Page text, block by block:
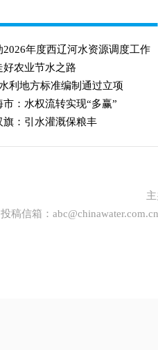
2026年度西辽河水资源调度工作
好农业节水之路
利地方标准编制通过立项
市：水权流转实现“多赢”
旗：引水灌溉保粮丰
投稿信箱： abc@chinawater.com.cn